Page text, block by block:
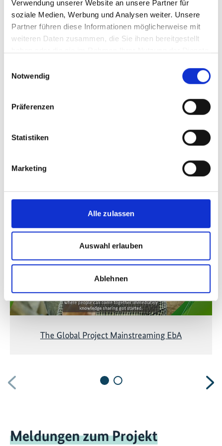
Verwendung unserer Website an unsere Partner für
soziale Medien, Werbung und Analysen weiter. Unsere
Partner führen diese Informationen möglicherweise mit
weiteren Daten zusammen, die Sie ihnen bereitgestellt
Notwendig
Präferenzen
Statistiken
Marketing
Alle zulassen
Auswahl erlauben
Ablehnen
mehr Publikationen
Mainstreaming EbA – Stärkung ökosystembasierter
Vorherige
Diese Inhalte können nicht angezeigt werden, da die
Marketing-Cookies abgelehnt wurden. Klicken Sie
hier, um die Cookies zu akzeptieren und das Video
The Global Project Mainstreaming EbA
Meldungen zum Projekt